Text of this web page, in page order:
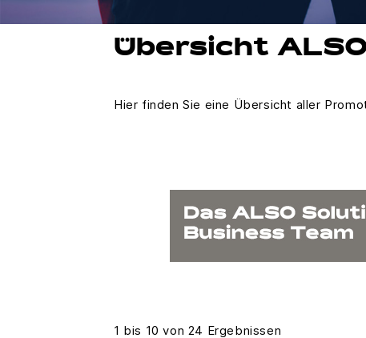
Übersicht
Hier finden Sie eine Übersicht aller
1 bis 10 von 24 Ergebnissen